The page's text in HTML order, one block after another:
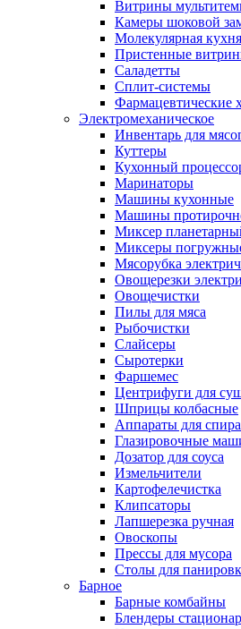
Витрины
Камеры шоковой
Молекулярная кухня
Пристенные
Саладетты
Сплит-системы
Фармацевтические
Электромеханическое
Инвентарь для
Куттеры
Кухонный
Маринаторы
Машины кухонные
Машины
Миксер
Миксеры
Мясорубка
Овощерезки
Овощечистки
Пилы для мяса
Рыбочистки
Слайсеры
Сыротерки
Фаршемес
Центрифуги для
Шприцы колбасные
Аппараты для
Глазировочные
Дозатор для соуса
Измельчители
Картофелечистка
Клипсаторы
Лапшерезка ручная
Овоскопы
Прессы для мусора
Столы для
Барное
Барные комбайны
Блендеры